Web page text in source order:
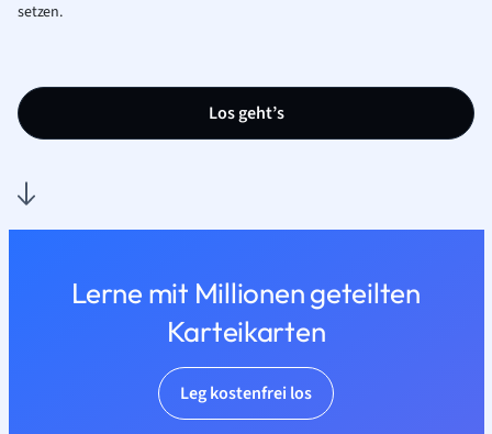
setzen.
Los geht’s
Lerne mit Millionen geteilten
Karteikarten
Leg kostenfrei los